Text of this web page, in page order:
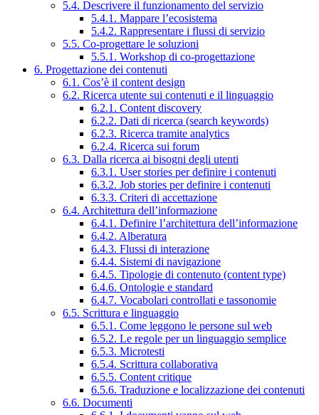
5.4. Descrivere il funzionamento del servizio
5.4.1. Mappare l’ecosistema
5.4.2. Rappresentare i flussi di servizio
5.5. Co-progettare le soluzioni
5.5.1. Workshop di co-progettazione
6. Progettazione dei contenuti
6.1. Cos’è il content design
6.2. Ricerca utente sui contenuti e il linguaggio
6.2.1. Content discovery
6.2.2. Dati di ricerca (search keywords)
6.2.3. Ricerca tramite analytics
6.2.4. Ricerca sui forum
6.3. Dalla ricerca ai bisogni degli utenti
6.3.1. User stories per definire i contenuti
6.3.2. Job stories per definire i contenuti
6.3.3. Criteri di accettazione
6.4. Architettura dell’informazione
6.4.1. Definire l’architettura dell’informazione
6.4.2. Alberatura
6.4.3. Flussi di interazione
6.4.4. Sistemi di navigazione
6.4.5. Tipologie di contenuto (content type)
6.4.6. Ontologie e standard
6.4.7. Vocabolari controllati e tassonomie
6.5. Scrittura e linguaggio
6.5.1. Come leggono le persone sul web
6.5.2. Le regole per un linguaggio semplice
6.5.3. Microtesti
6.5.4. Scrittura collaborativa
6.5.5. Content critique
6.5.6. Traduzione e localizzazione dei contenuti
6.6. Documenti